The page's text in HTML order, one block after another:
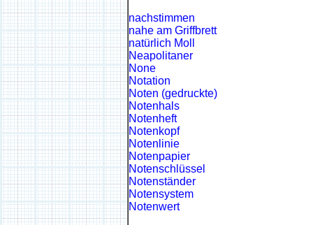
nachstimmen
nahe am Griffbrett
natürlich Moll
Neapolitaner
None
Notation
Noten (gedruckte)
Notenhals
Notenheft
Notenkopf
Notenlinie
Notenpapier
Notenschlüssel
Notenständer
Notensystem
Notenwert